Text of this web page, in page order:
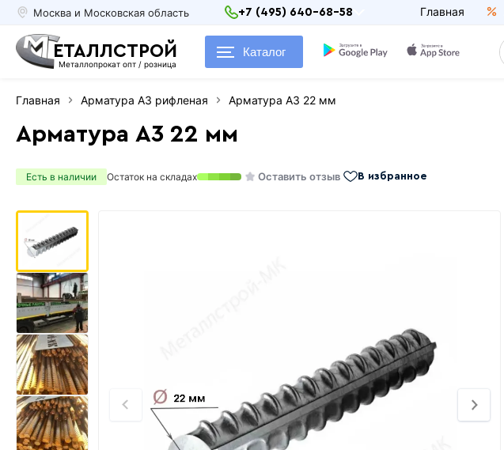
Москва и Московская область +7 (495) 640-68-58 Главная
ЕТАЛЛСТРОЙ
Металлопрокат опт / розница
Каталог
Главная Арматура А3 рифленая Арматура А3 22 мм
Арматура А3 22 мм
Есть в наличии Остаток на складах Оставить отзыв В избранное